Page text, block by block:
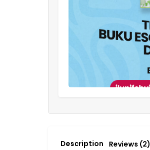
Description Reviews (2)